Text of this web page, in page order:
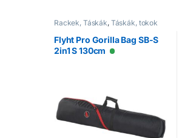
Rackek, Táskák, Táskák, tokok
Flyht Pro Gorilla Bag SB-S
2in1 S 130cm
Elérhető